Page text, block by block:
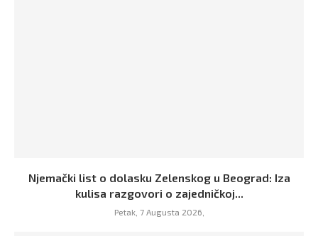
Njemački list o dolasku Zelenskog u Beograd: Iza
kulisa razgovori o zajedničkoj...
Petak, 7 Augusta 2026,